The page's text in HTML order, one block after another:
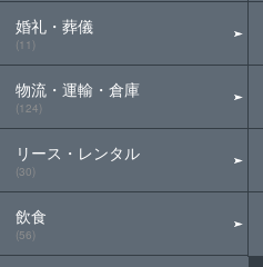
婚礼・葬儀
(11)
物流・運輸・倉庫
(124)
リース・レンタル
(30)
飲食
(56)